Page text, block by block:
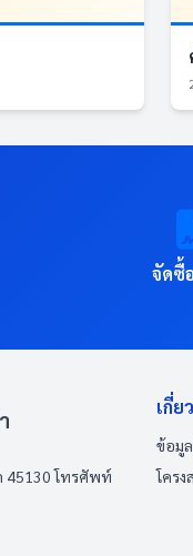
จัดซื้
45130 โทรศัพท์
เกี่ย
ข้อมู
โครง